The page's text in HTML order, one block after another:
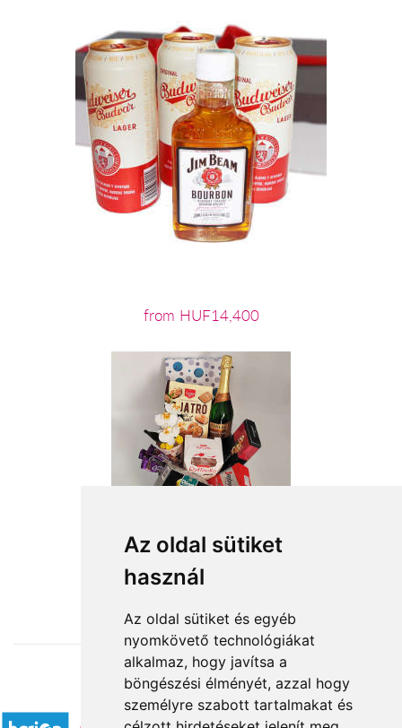
Az oldal sütiket
használ
Az oldal sütiket és egyéb
nyomkövető technológiákat
alkalmaz, hogy javítsa a
böngészési élményét, azzal hogy
személyre szabott tartalmakat és
from HUF14,400
from HUF23,960
Accepted payment methods